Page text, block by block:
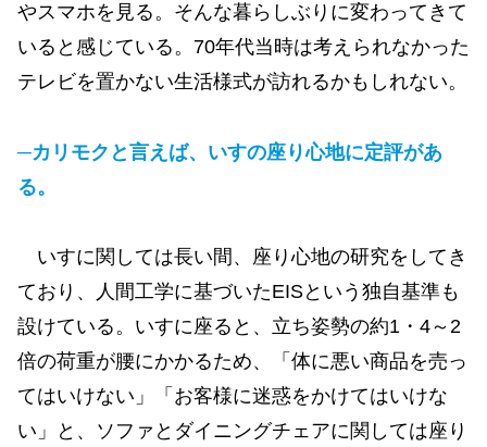
やスマホを見る。そんな暮らしぶりに変わってきて
いると感じている。70年代当時は考えられなかった
テレビを置かない生活様式が訪れるかもしれない。
─カリモクと言えば、いすの座り心地に定評があ
る。
いすに関しては長い間、座り心地の研究をしてき
ており、人間工学に基づいたEISという独自基準も
設けている。いすに座ると、立ち姿勢の約1・4～2
倍の荷重が腰にかかるため、「体に悪い商品を売っ
てはいけない」「お客様に迷惑をかけてはいけな
い」と、ソファとダイニングチェアに関しては座り